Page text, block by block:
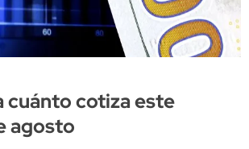
cuánto cotiza este
agosto